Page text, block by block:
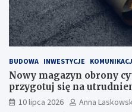
BUDOWA INWESTYCJE
Nowy magazyn obrony
przygotuj się na
10 lipca 2026
Anna